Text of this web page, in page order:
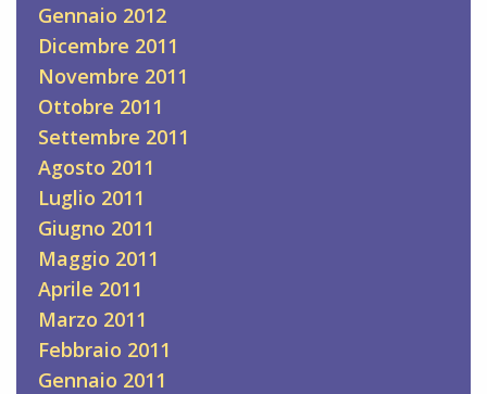
Gennaio 2012
Dicembre 2011
Novembre 2011
Ottobre 2011
Settembre 2011
Agosto 2011
Luglio 2011
Giugno 2011
Maggio 2011
Aprile 2011
Marzo 2011
Febbraio 2011
Gennaio 2011